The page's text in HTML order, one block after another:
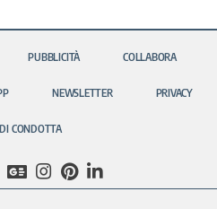
PUBBLICITÀ COLLABORA
NEWSLETTER PRIVACY
CONDOTTA